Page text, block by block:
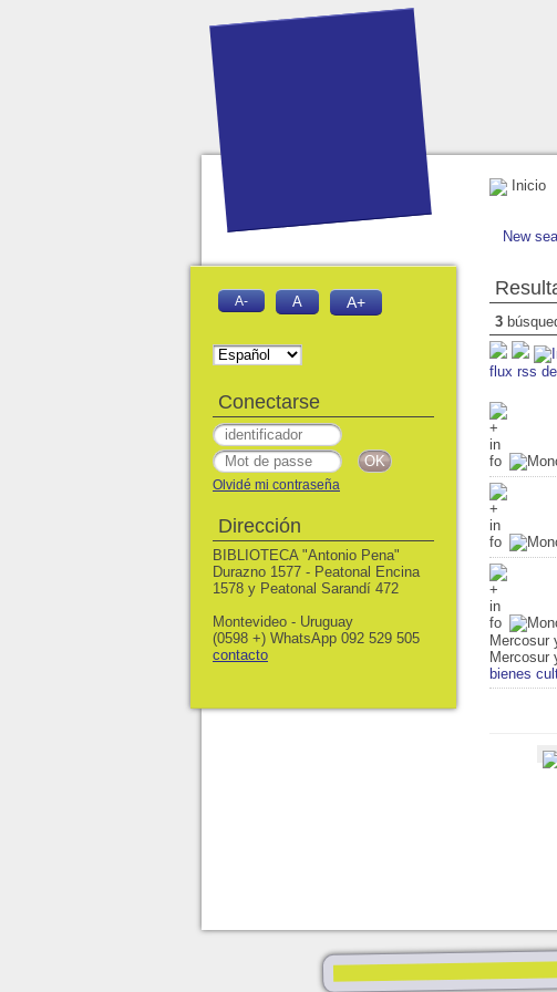
Inicio
New
3
flux rss
Mercosur
Mercosur
bienes
A- A A+
Conectarse
Olvidé mi contraseña
Dirección
BIBLIOTECA "Antonio Pena"
Durazno 1577 - Peatonal Encina
1578 y Peatonal Sarandí 472
Montevideo - Uruguay
(0598 +) WhatsApp 092 529 505
contacto